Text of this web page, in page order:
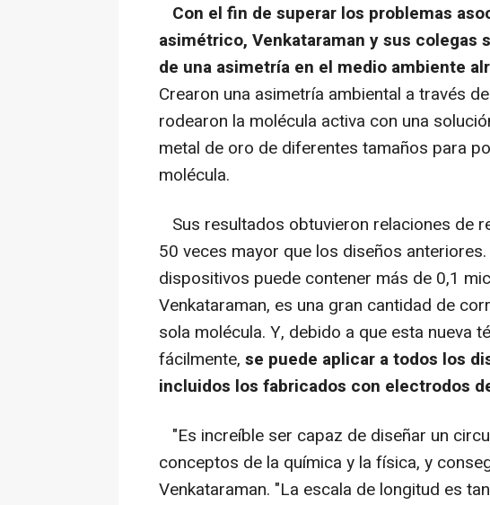
Con el fin de superar los problemas
asimétrico, Venkataraman y sus colegas
de una asimetría en el medio ambiente
Crearon una asimetría ambiental a través
rodearon la molécula activa con una
metal de oro de diferentes tamaños para
molécula.
Sus resultados obtuvieron relaciones de
50 veces mayor que los diseños
dispositivos puede contener más de 0,1
Venkataraman, es una gran cantidad de
sola molécula. Y, debido a que esta nueva
fácilmente, se puede aplicar a todos los
incluidos los fabricados con electrodos
"Es increíble ser capaz de diseñar un
conceptos de la química y la física, y
Venkataraman. "La escala de longitud es